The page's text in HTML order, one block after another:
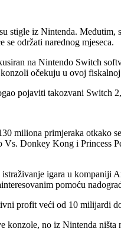
iz Nintenda. Međutim,
održati narednog mjeseca.
na Nintendo Switch
očekuju u ovoj
pojaviti takozvani Switch
miliona primjeraka otkako
Donkey Kong i Princess
igara u
pomoću
profit veći od 10 milijardi
no iz Nintenda